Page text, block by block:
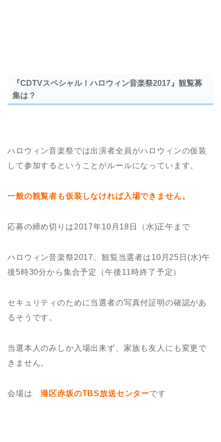
『CDTVスペシャル！ハロウィン音楽祭2017』観覧募
集は？
ハロウィン音楽祭では出演者全員がハロウィンの仮装
して参加するということがルールになっています。
一般の観覧者も仮装しなければ入場できません。
応募の締め切りは2017年10月18日（水)正午まで
ハロウィン音楽祭2017、観覧当選者は10月25日(水)午
後5時30分から集合予定（午後11時終了予定）
セキュリティのために当選者の写真付証明の確認があ
るそうです。
当選本人のみしか入場出来ず、家族も友人にも変更で
きません。
会場は港区赤坂のTBS放送センターです